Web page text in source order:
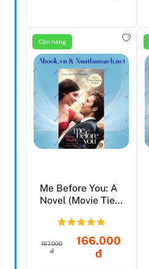
Còn hàng
Me Before You: A
Novel (Movie Tie-
167.000
đ
166.000
đ